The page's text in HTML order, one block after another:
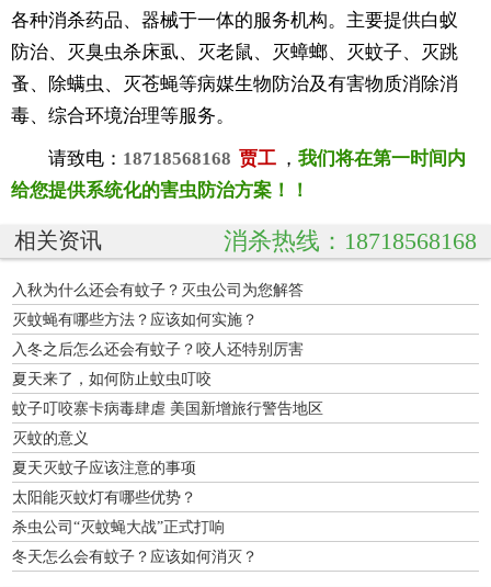
各种消杀药品、器械于一体的服务机构。主要提供白蚁
防治、灭臭虫杀床虱、灭老鼠、灭蟑螂、灭蚊子、灭跳
蚤、除螨虫、灭苍蝇等病媒生物防治及有害物质消除消
毒、综合环境治理等服务。
请致电： 18718568168 贾工 ， 我们将在第一时间内
给您提供系统化的害虫防治方案！！
相关资讯 消杀热线：18718568168
入秋为什么还会有蚊子？灭虫公司为您解答
灭蚊蝇有哪些方法？应该如何实施？
入冬之后怎么还会有蚊子？咬人还特别厉害
夏天来了，如何防止蚊虫叮咬
蚊子叮咬寨卡病毒肆虐 美国新增旅行警告地区
灭蚊的意义
夏天灭蚊子应该注意的事项
太阳能灭蚊灯有哪些优势？
杀虫公司“灭蚊蝇大战”正式打响
冬天怎么会有蚊子？应该如何消灭？